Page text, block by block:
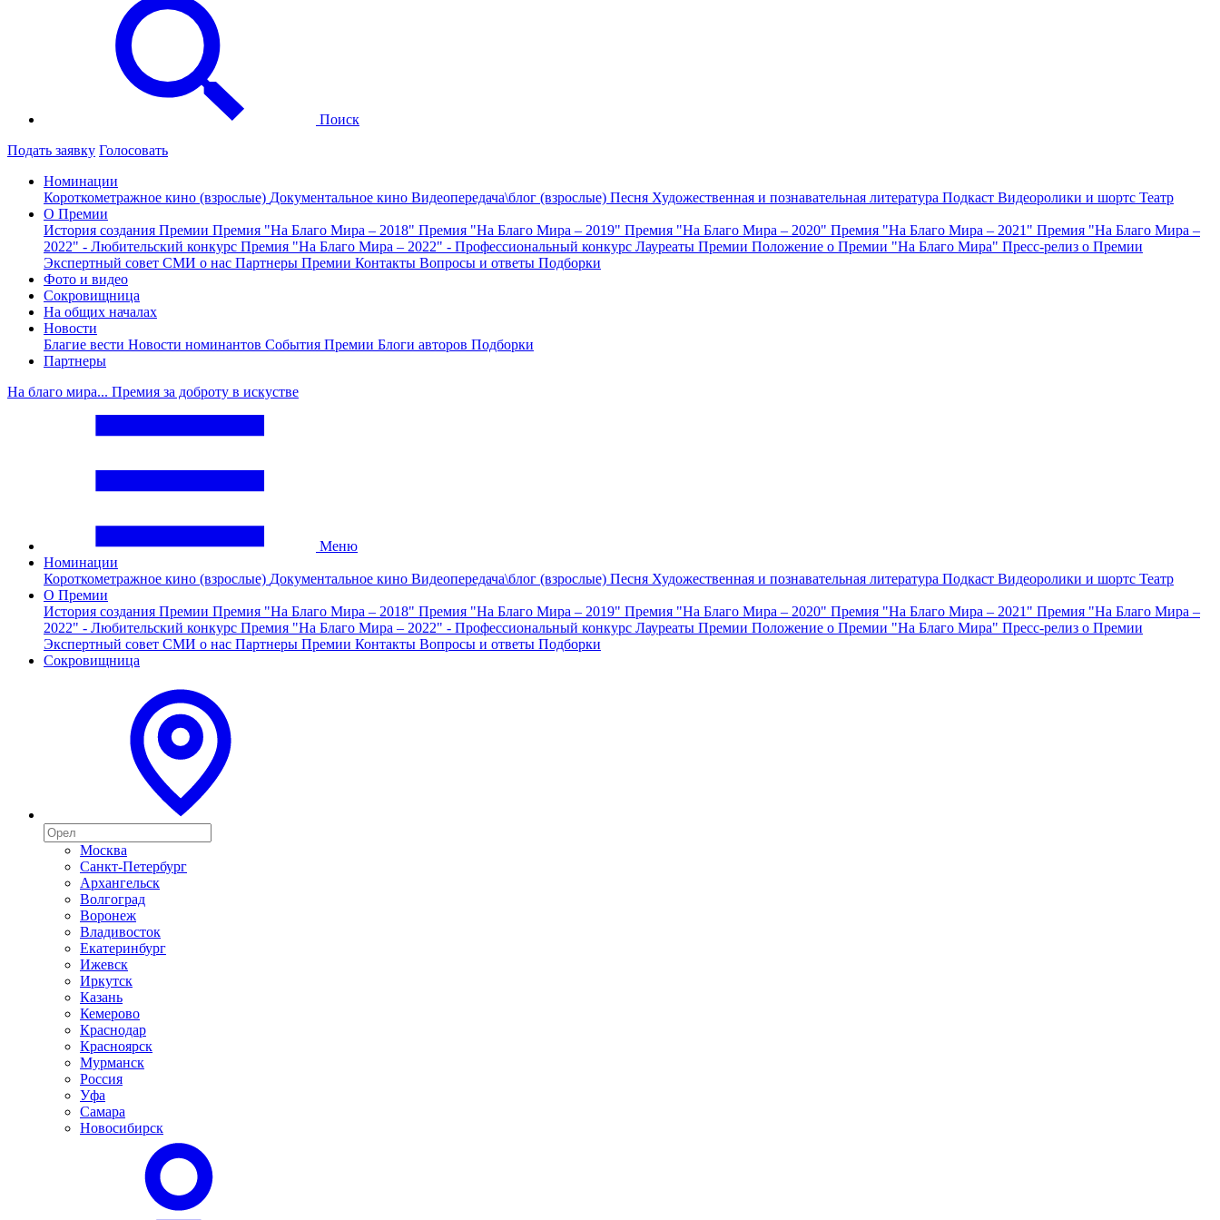
Поиск
Подать заявку Голосовать
Номинации
Короткометражное кино (взрослые) Документальное кино Видеопередача\блог (взрослые) Песня Художественная и познавательная литература Подкаст Видеоролики и шортс Театр
О Премии
История создания Премии Премия "На Благо Мира – 2018" Премия "На Благо Мира – 2019" Премия "На Благо Мира – 2020" Премия "На Благо Мира – 2021" Премия "На Благо Мира –
2022" - Любительский конкурс Премия "На Благо Мира – 2022" - Профессиональный конкурс Лауреаты Премии Положение о Премии "На Благо Мира" Пресс-релиз о Премии
Экспертный совет СМИ о нас Партнеры Премии Контакты Вопросы и ответы Подборки
Фото и видео
Сокровищница
На общих началах
Новости
Благие вести Новости номинантов События Премии Блоги авторов Подборки
Партнеры
На благо мира... Премия за доброту в искустве
Меню
Номинации
Короткометражное кино (взрослые) Документальное кино Видеопередача\блог (взрослые) Песня Художественная и познавательная литература Подкаст Видеоролики и шортс Театр
О Премии
История создания Премии Премия "На Благо Мира – 2018" Премия "На Благо Мира – 2019" Премия "На Благо Мира – 2020" Премия "На Благо Мира – 2021" Премия "На Благо Мира –
2022" - Любительский конкурс Премия "На Благо Мира – 2022" - Профессиональный конкурс Лауреаты Премии Положение о Премии "На Благо Мира" Пресс-релиз о Премии
Экспертный совет СМИ о нас Партнеры Премии Контакты Вопросы и ответы Подборки
Сокровищница
Москва
Санкт-Петербург
Архангельск
Волгоград
Воронеж
Владивосток
Екатеринбург
Ижевск
Иркутск
Казань
Кемерово
Краснодар
Красноярск
Мурманск
Россия
Уфа
Самара
Новосибирск